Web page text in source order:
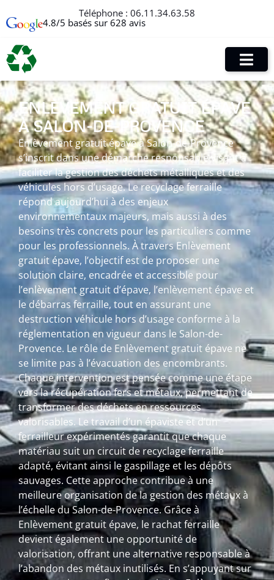
Téléphone : 06.11.34.63.58
4.8/5 basés sur 628 avis
ENLÈVEMENT GRATUIT ÉPAVE
À SALON-DE-PROVENCE
Enlèvement gratuit épave à Salon-de-Provence
s’inscrit dans une démarche responsable visant à
faciliter la gestion des déchets métalliques et des
véhicules hors d’usage. Le recyclage ferraille
répond aujourd’hui à des enjeux
environnementaux majeurs, mais aussi à des
besoins très concrets pour les particuliers comme
pour les professionnels. À travers Enlèvement
gratuit épave, l’objectif est de proposer une
solution claire, encadrée et accessible pour
l’enlèvement gratuit d’épave, l’enlèvement épave et
le débarras ferraille, tout en assurant une
destruction véhicule hors d’usage conforme à la
réglementation en vigueur dans le Salon-de-
Provence. Le rôle de Enlèvement gratuit épave ne
se limite pas à l’évacuation des encombrants.
Chaque intervention est pensée comme une étape
vers la récupération fers et métaux, permettant de
transformer des déchets en ressources
valorisables. Le travail d’un épaviste et d’un
ferrailleur expérimentés garantit que chaque
matériau suit un circuit de recyclage ferraille
adapté, évitant ainsi le gaspillage et les dépôts
sauvages. Cette approche contribue à une
meilleure organisation de la gestion des métaux à
l’échelle du Salon-de-Provence. Grâce à
Enlèvement gratuit épave, le rachat ferraille
devient également une opportunité de
valorisation, offrant une alternative responsable à
l’abandon des métaux inutilisés. En s’appuyant sur